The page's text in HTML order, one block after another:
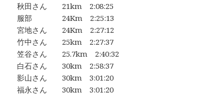
秋田さん 21km 2:08:25
服部 24Km 2:25:13
宮地さん 24Km 2:27:12
竹中さん 25km 2:27:37
笠谷さん 25.7km 2:40:32
白石さん 30km 2:58:37
影山さん 30km 3:01:20
福永さん 30km 3:01:20